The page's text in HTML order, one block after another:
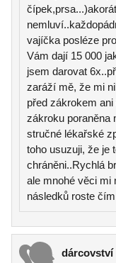
vajíčka posléze
Vám dají 15 000
jsem darovat
zaráží mě, že mi
před zákrokem
zákroku poraněna
stručné lékařské
toho usuzuji, že je
chráněni..Rychlá
ale mnohé věci mi
následků roste
dárcovství